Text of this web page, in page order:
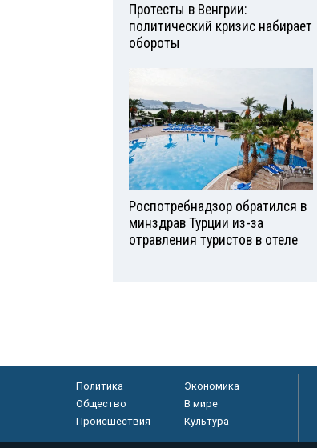
Протесты в Венгрии:
политический кризис набирает
обороты
Роспотребнадзор обратился в
минздрав Турции из-за
отравления туристов в отеле
Политика
Экономика
Общество
В мире
Происшествия
Культура